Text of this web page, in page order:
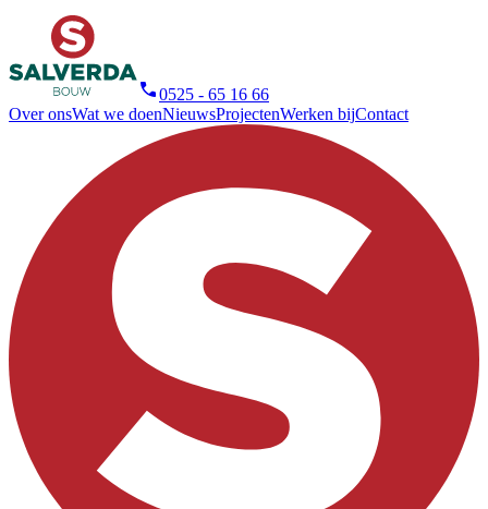
0525 - 65 16 66
Over onsWat we doenNieuwsProjectenWerken bijContact